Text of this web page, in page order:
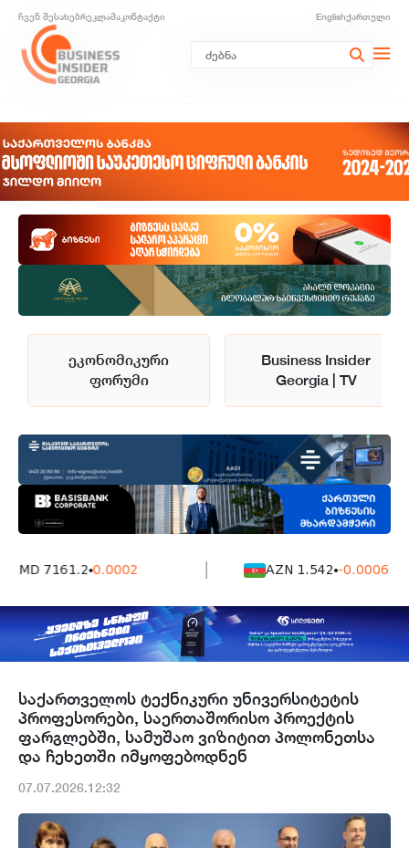
ჩვენ შესახებრეკლამაკონტაქტი Englishქართული
ეკონომიკური
ფორუმი
Business Insider
Georgia | TV
AMD 7161.2 0.0002 AZN 1.542 -0.0006
საქართველოს ტექნიკური უნივერსიტეტის
პროფესორები, საერთაშორისო პროექტის
ფარგლებში, სამუშაო ვიზიტით პოლონეთსა
და ჩეხეთში იმყოფებოდნენ
07.07.2026.12:32